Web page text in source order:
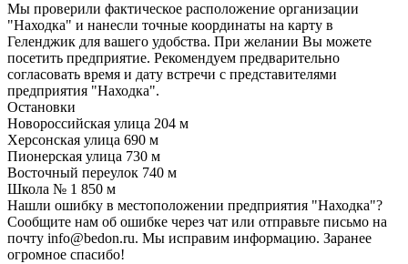
Мы проверили фактическое расположение организации
"Находка" и нанесли точные координаты на карту в
Геленджик для вашего удобства. При желании Вы можете
посетить предприятие. Рекомендуем предварительно
согласовать время и дату встречи с представителями
предприятия "Находка".
Остановки
Новороссийская улица 204 м
Херсонская улица 690 м
Пионерская улица 730 м
Восточный переулок 740 м
Школа № 1 850 м
Нашли ошибку в местоположении предприятия "Находка"?
Сообщите нам об ошибке через чат или отправьте письмо на
почту info@bedon.ru. Мы исправим информацию. Заранее
огромное спасибо!